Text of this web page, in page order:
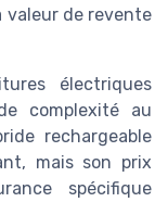
valeur de revente
électriques
complexité au
rechargeable
mais son prix
spécifique